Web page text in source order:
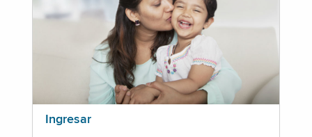
Ingresar